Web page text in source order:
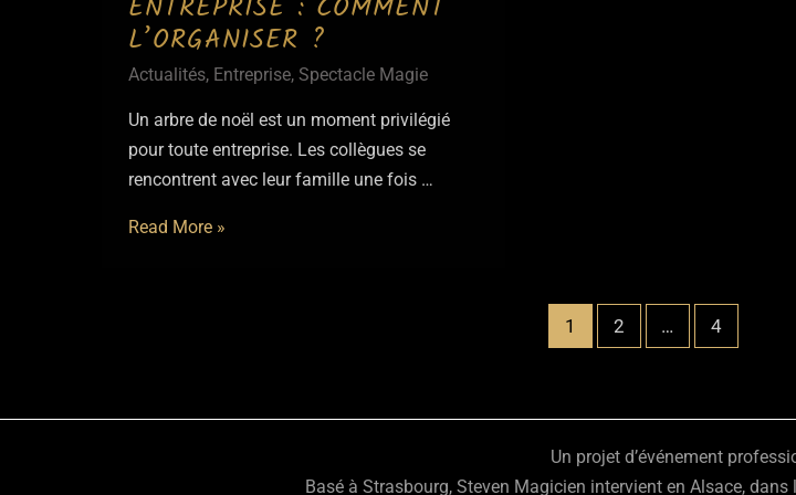
ENTREPRISE : COMMENT
L’ORGANISER ?
Actualités, Entreprise, Spectacle Magie
Un arbre de noël est un moment privilégié
pour toute entreprise. Les collègues se
rencontrent avec leur famille une fois …
Arbre
Read More »
1 2 … 4
Un projet d’événement
Basé à Strasbourg, Steven Magicien intervient en Alsace,